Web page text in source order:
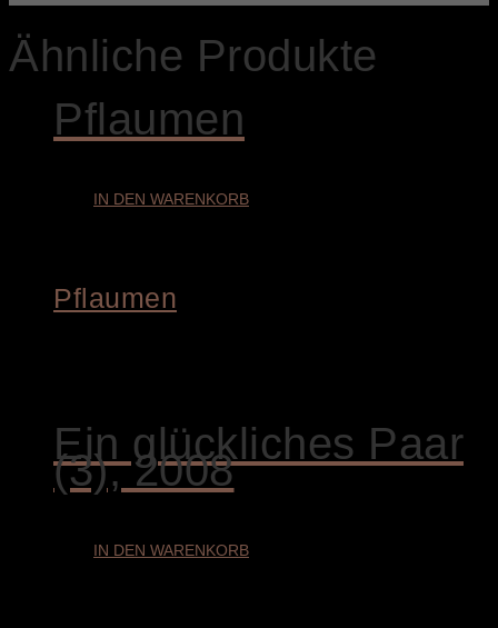
Ähnliche Produkte
Pflaumen
IN DEN WARENKORB
Pflaumen
Ein glückliches Paar
(3), 2008
IN DEN WARENKORB